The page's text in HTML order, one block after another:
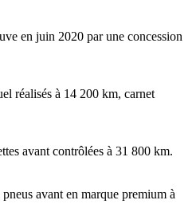
en juin 2020 par une concession
réalisés à 14 200 km, carnet
avant contrôlées à 31 800 km.
avant en marque premium à